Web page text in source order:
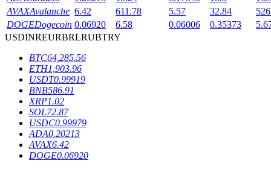
BTR-vergrendelingen
Exclusieve beleggingen voor BTR-houders
AVAXAvalanche 6.42 611.78 5.57 32.84
DOGEDogecoin 0.06920 6.58 0.06006 0.35373
USDINREURBRLRUBTRY
BTC64,285.56
ETH1,903.96
USDT0.99919
BNB586.91
XRP1.02
SOL72.87
USDC0.99979
ADA0.20213
AVAX6.42
DOGE0.06920